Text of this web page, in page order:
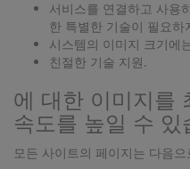
서비스를 연결하고 사용
한 특별한 기술이 필요하
시스템의 이미지 크기에
친절한 기술 지원.
에 대한 이미지를
속도를 높일 수 있
모든 사이트의 페이지는 다음